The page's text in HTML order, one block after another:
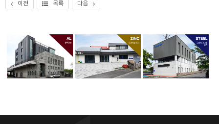
이전 목록 다음